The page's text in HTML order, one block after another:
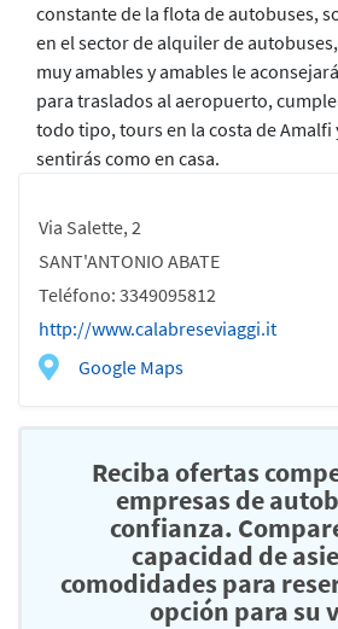
Via Salette, 2
SANT'ANTONIO ABATE
Teléfono: 3349095812
http://www.calabreseviaggi.it
Google Maps
constante de la flota de autobuses,
en el sector de alquiler de
muy amables y amables le
para traslados al aeropuerto,
todo tipo, tours en la costa de Amalfi
sentirás como en casa.
Reciba ofertas
empresas de
confianza.
capacidad de
comodidades para
opción para su